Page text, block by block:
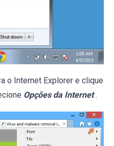
o Internet Explorer e clique
Opções da Internet .